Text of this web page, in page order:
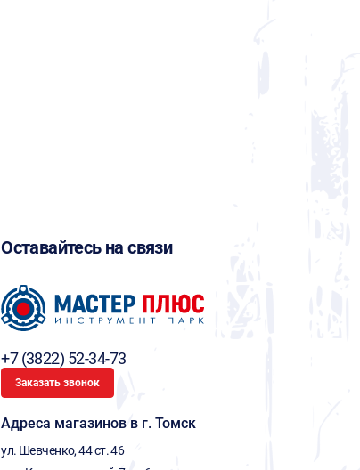
Оставайтесь на связи
+7 (3822) 52-34-73
Заказать звонок
Адреса магазинов в г. Томск
ул. Шевченко, 44 ст. 46